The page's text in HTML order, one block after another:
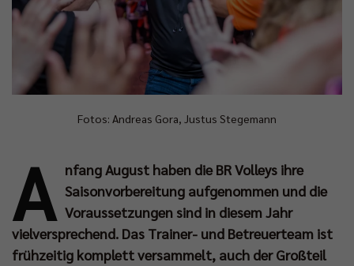
Fotos: Andreas Gora, Justus Stegemann
A nfang August haben die BR Volleys ihre
Saisonvorbereitung aufgenommen und die
Voraussetzungen sind in diesem Jahr
vielversprechend. Das Trainer- und Betreuerteam ist
frühzeitig komplett versammelt, auch der Großteil